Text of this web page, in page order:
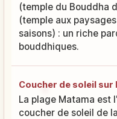
(temple du Bouddha
(temple aux
saisons) : un riche
bouddhiques.
Coucher de soleil sur
La plage Matama est
coucher de soleil de